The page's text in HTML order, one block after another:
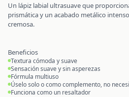
Un lápiz labial ultrasuave que
prismática y un acabado metálico
cremosa.
Beneficios
Textura cómoda y suave
Sensación suave y sin asperezas
Fórmula multiuso
Úselo solo o como complemento, no
Funciona como un resaltador